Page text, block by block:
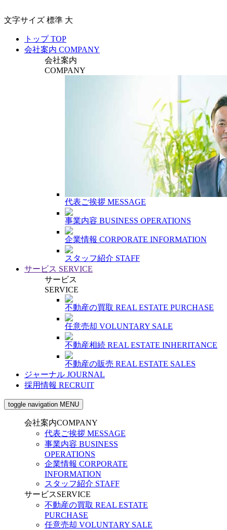
文字サイズ 標準 大
トップTOP
会社案内 COMPANY
会社案内
COMPANY
代表ご挨拶 MESSAGE
事業内容 BUSINESS OPERATIONS
企業情報 CORPORATE INFORMATION
スタッフ紹介 STAFF
サービス SERVICE
サービス
SERVICE
不動産の買取 REAL ESTATE PURCHASE
任意売却 VOLUNTARY SALE
不動産相続 REAL ESTATE INHERITANCE
不動産の販売 REAL ESTATE SALES
ジャーナル JOURNAL
採用情報 RECRUIT
toggle navigation MENU
会社案内COMPANY
代表ご挨拶 MESSAGE
事業内容 BUSINESS
OPERATIONS
企業情報 CORPORATE
INFORMATION
スタッフ紹介 STAFF
サービスSERVICE
不動産の買取 REAL ESTATE
PURCHASE
任意売却 VOLUNTARY SALE